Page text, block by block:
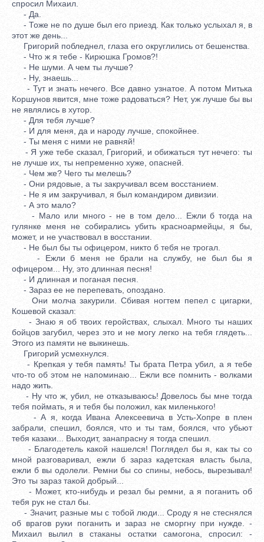
спросил Михаил.
- Да.
- Тоже не по душе был его приезд. Как только услыхал я, в
этот же день...
Григорий побледнел, глаза его округлились от бешенства.
- Что ж я тебе - Кирюшка Громов?!
- Не шуми. А чем ты лучше?
- Ну, знаешь...
- Тут и знать нечего. Все давно узнатое. А потом Митька
Коршунов явится, мне тоже радоваться? Нет, уж лучше бы вы
не являлись в хутор.
- Для тебя лучше?
- И для меня, да и народу лучше, спокойнее.
- Ты меня с ними не равняй!
- Я уже тебе сказал, Григорий, и обижаться тут нечего: ты
не лучше их, ты непременно хуже, опасней.
- Чем же? Чего ты мелешь?
- Они рядовые, а ты закручивал всем восстанием.
- Не я им закручивал, я был командиром дивизии.
- А это мало?
- Мало или много - не в том дело... Ежли б тогда на
гулянке меня не собирались убить красноармейцы, я бы,
может, и не участвовал в восстании.
- Не был бы ты офицером, никто б тебя не трогал.
- Ежли б меня не брали на службу, не был бы я
офицером... Ну, это длинная песня!
- И длинная и поганая песня.
- Зараз ее не перепевать, опоздано.
Они молча закурили. Сбивая ногтем пепел с цигарки,
Кошевой сказал:
- Знаю я об твоих геройствах, слыхал. Много ты наших
бойцов загубил, через это и не могу легко на тебя глядеть...
Этого из памяти не выкинешь.
Григорий усмехнулся.
- Крепкая у тебя память! Ты брата Петра убил, а я тебе
что-то об этом не напоминаю... Ежли все помнить - волками
надо жить.
- Ну что ж, убил, не отказываюсь! Довелось бы мне тогда
тебя поймать, я и тебя бы положил, как миленького!
- А я, когда Ивана Алексеевича в Усть-Хопре в плен
забрали, спешил, боялся, что и ты там, боялся, что убьют
тебя казаки... Выходит, занапрасну я тогда спешил.
- Благодетель какой нашелся! Поглядел бы я, как ты со
мной разговаривал, ежли б зараз кадетская власть была,
ежли б вы одолели. Ремни бы со спины, небось, вырезывал!
Это ты зараз такой добрый...
- Может, кто-нибудь и резал бы ремни, а я поганить об
тебя рук не стал бы.
- Значит, разные мы с тобой люди... Сроду я не стеснялся
об врагов руки поганить и зараз не сморгну при нужде. -
Михаил вылил в стаканы остатки самогона, спросил: -